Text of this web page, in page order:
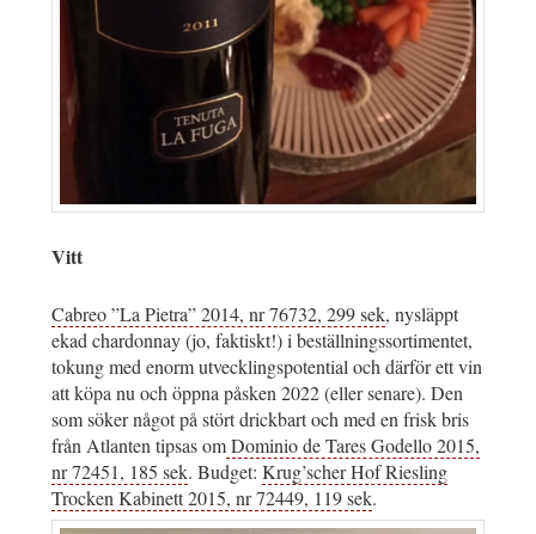
Vitt
Cabreo ”La Pietra” 2014, nr 76732, 299 sek, nysläppt
ekad chardonnay (jo, faktiskt!) i beställningssortimentet,
tokung med enorm utvecklingspotential och därför ett vin
att köpa nu och öppna påsken 2022 (eller senare). Den
som söker något på stört drickbart och med en frisk bris
från Atlanten tipsas omDominio de Tares Godello 2015,
nr 72451, 185 sek. Budget: Krug’scher Hof Riesling
Trocken Kabinett 2015, nr 72449, 119 sek.